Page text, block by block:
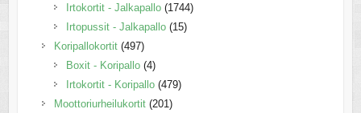
Irtokortit - Jalkapallo (1744)
Irtopussit - Jalkapallo (15)
Koripallokortit (497)
Boxit - Koripallo (4)
Irtokortit - Koripallo (479)
Moottoriurheilukortit (201)